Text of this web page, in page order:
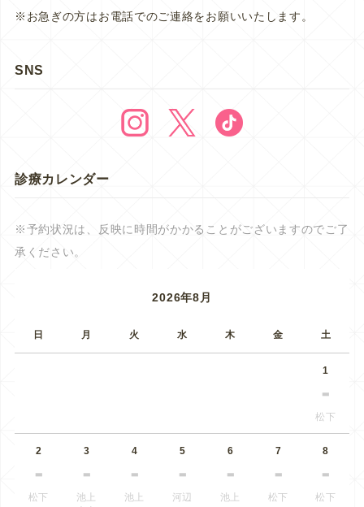
※お急ぎの方はお電話でのご連絡をお願いいたします。
SNS
診療カレンダー
※予約状況は、反映に時間がかかることがございますのでご了
承ください。
2026年8月
日 月 火 水 木 金 土
1
松下
2
松下
3
池上
4
池上
5
河辺
6
池上
7
松下
8
松下